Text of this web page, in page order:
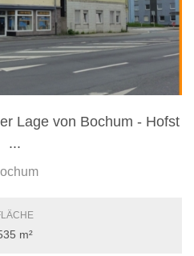
Lage von Bochum - Hofst
...
m²